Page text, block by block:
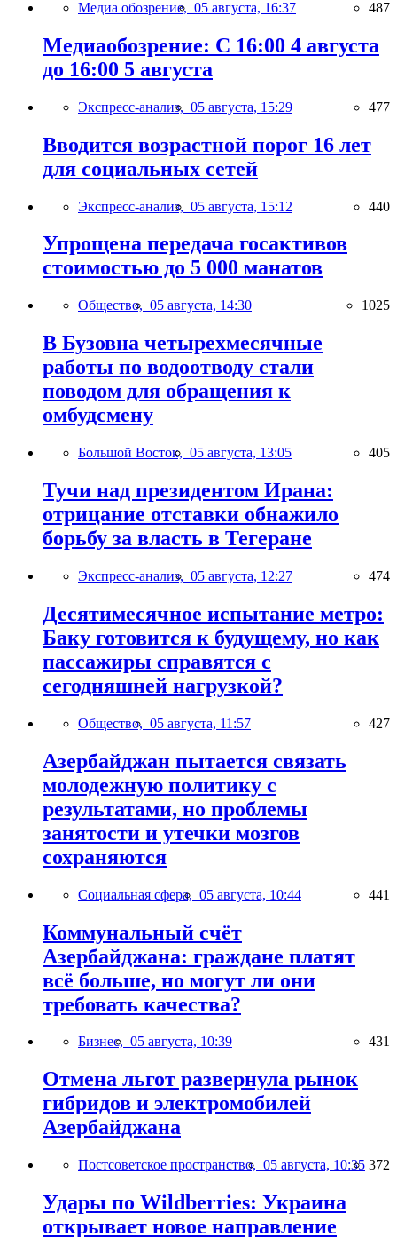
Медиа обозрение, 05 августа, 16:37 487
Медиаобозрение: С 16:00 4 августа
до 16:00 5 августа
Экспресс-анализ, 05 августа, 15:29 477
Вводится возрастной порог 16 лет
для социальных сетей
Экспресс-анализ, 05 августа, 15:12 440
Упрощена передача госактивов
стоимостью до 5 000 манатов
Общество, 05 августа, 14:30 1025
В Бузовна четырехмесячные
работы по водоотводу стали
поводом для обращения к
омбудсмену
Большой Восток, 05 августа, 13:05 405
Тучи над президентом Ирана:
отрицание отставки обнажило
борьбу за власть в Тегеране
Экспресс-анализ, 05 августа, 12:27 474
Десятимесячное испытание метро:
Баку готовится к будущему, но как
пассажиры справятся с
сегодняшней нагрузкой?
Общество, 05 августа, 11:57 427
Азербайджан пытается связать
молодежную политику с
результатами, но проблемы
занятости и утечки мозгов
сохраняются
Социальная сфера, 05 августа, 10:44 441
Коммунальный счёт
Азербайджана: граждане платят
всё больше, но могут ли они
требовать качества?
Бизнес, 05 августа, 10:39 431
Отмена льгот развернула рынок
гибридов и электромобилей
Азербайджана
Постсоветское пространство, 05 августа, 10:35 372
Удары по Wildberries: Украина
открывает новое направление